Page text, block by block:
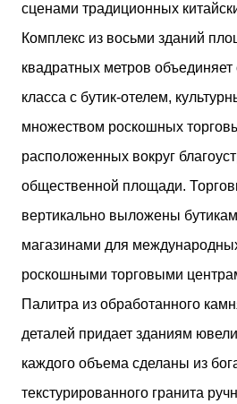
сценами традиционных
Комплекс из восьми зданий
квадратных метров
класса с бутик-отелем,
множеством роскошных
расположенных вокруг
общественной площади.
вертикально выложены
магазинами для
роскошными торговыми
Палитра из обработанного
деталей придает зданиям
каждого объема сделаны из
текстурированного гранита